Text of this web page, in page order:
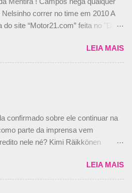
correr no time em 2010 A
do site “Motor21.com” feita no "Día
afirmando que Nelson Piquet havia
das ações da Campos, dando,
lugar no time a Nelsinho Piquet,
de uma vez por todas por
diretor da escuderia. O
companheiro de Bruno Senna em
nós recebemos uma oferta
admitiu Audetto. “Mas depois de ter
explicou, dizendo ainda que
contra o filho do tricampeão
LEIA MAIS
confirmado sobre ele continuar na
parte da imprensa vem
nele né? Kimi Räikkönen
option in my contract so that’s
that it’s not true." #Kimi7 #EifelGP
77EDVn39Ia — Kimi
LEIA MAIS